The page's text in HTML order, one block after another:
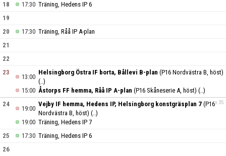
18
17:30 Träning, Hedens IP 6
19
20
17:30 Träning, Råå IP A-plan
21
22
23
13:00
Helsingborg Östra IF borta, Bållevi B-plan (P16 Nordvästra B, höst)
(..)
15:00 Åstorps FF hemma, Råå IP A-plan (P16 Skåneserie A, höst) (..)
v.35
24
19:00
Vejby IF hemma, Hedens IP, Helsingborg konstgräsplan 7 (P16
Nordvästra B, höst) (..)
19:00 Träning, Hedens IP 7
25
17:30 Träning, Hedens IP 6
26